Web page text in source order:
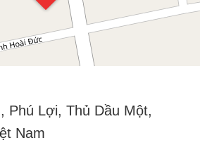
Phú Lợi, Thủ Dầu Một,
Nam